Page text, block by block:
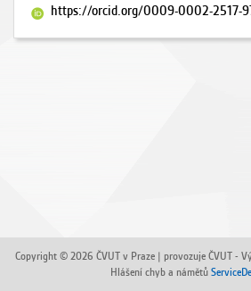
https://orcid.org/0009-0002-2517-
Copyright © 2026 ČVUT v Praze | provozuje ČVUT -
Hlášení chyb a námětů